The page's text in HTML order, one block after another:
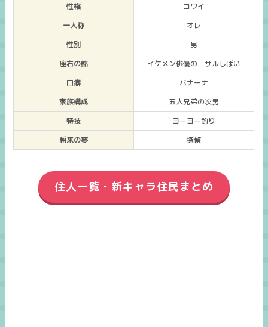
性格
コワイ
一人称
オレ
性別
男
座右の銘
イケメン俳優の サルしばい
口癖
バナーナ
家族構成
五人兄弟の次男
特技
ヨーヨー釣り
将来の夢
探偵
住人一覧・新キャラ住民まとめ